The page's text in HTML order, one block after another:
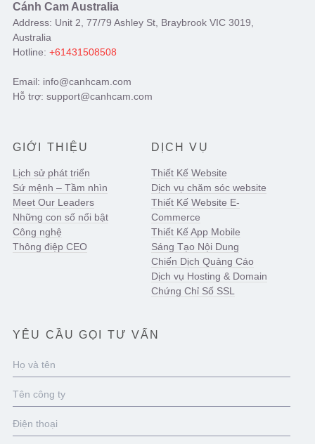
Cánh Cam Australia
Address: Unit 2, 77/79 Ashley St, Braybrook VIC 3019,
Australia
Hotline: +61431508508
Email: info@canhcam.com
Hỗ trợ: support@canhcam.com
GIỚI THIỆU
Lịch sử phát triển
Sứ mệnh – Tầm nhìn
Meet Our Leaders
Những con số nổi bật
Công nghệ
Thông điệp CEO
DỊCH VỤ
Thiết Kế Website
Dịch vụ chăm sóc website
Thiết Kế Website E-
Commerce
Thiết Kế App Mobile
Sáng Tạo Nội Dung
Chiến Dịch Quảng Cáo
Dịch vụ Hosting & Domain
Chứng Chỉ Số SSL
YÊU CẦU GỌI TƯ VẤN